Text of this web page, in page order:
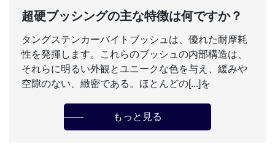
超硬ブッシングの主な特徴は何ですか？
タングステンカーバイトブッシュは、優れた耐摩耗
性を発揮します。これらのブッシュの内部構造は、
それらに明るい外観とユニークな色を与え、緩みや
空隙のない、緻密である。ほとんどの[...]を
もっと見る